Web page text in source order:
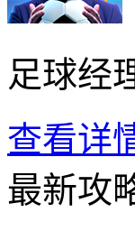
足球经
查看详
最新攻